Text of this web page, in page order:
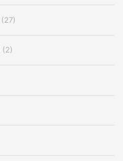
(27)
(2)